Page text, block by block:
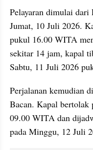
Pelayaran dimulai dari
Jumat, 10 Juli 2026.
pukul 16.00 WITA
sekitar 14 jam, kapal
Sabtu, 11 Juli 2026
Perjalanan kemudian
Bacan. Kapal bertolak
09.00 WITA dan
pada Minggu, 12 Juli